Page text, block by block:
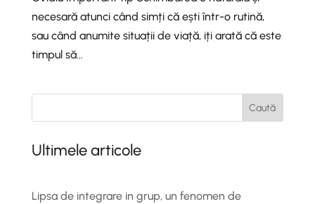
necesară atunci când simți că ești într-o rutină,
sau când anumite situații de viață, iți arată că este
timpul să...
Caută
Ultimele articole
Lipsa de integrare in grup, un fenomen de